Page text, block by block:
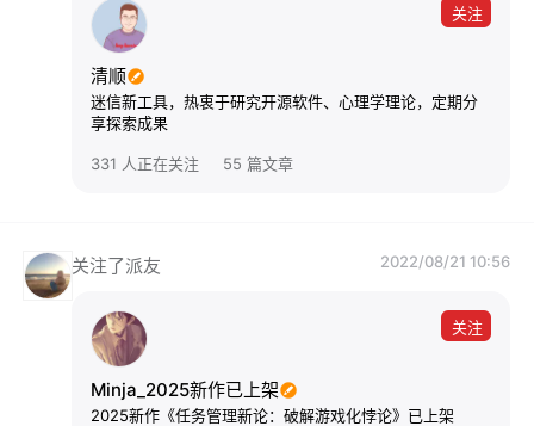
关注
清顺
迷信新工具，热衷于研究开源软件、心理学理论，定期分
享探索成果
331 人正在关注 55 篇文章
关注了派友 2022/08/21 10:56
关注
Minja_2025新作已上架
2025新作《任务管理新论：破解游戏化悖论》已上架